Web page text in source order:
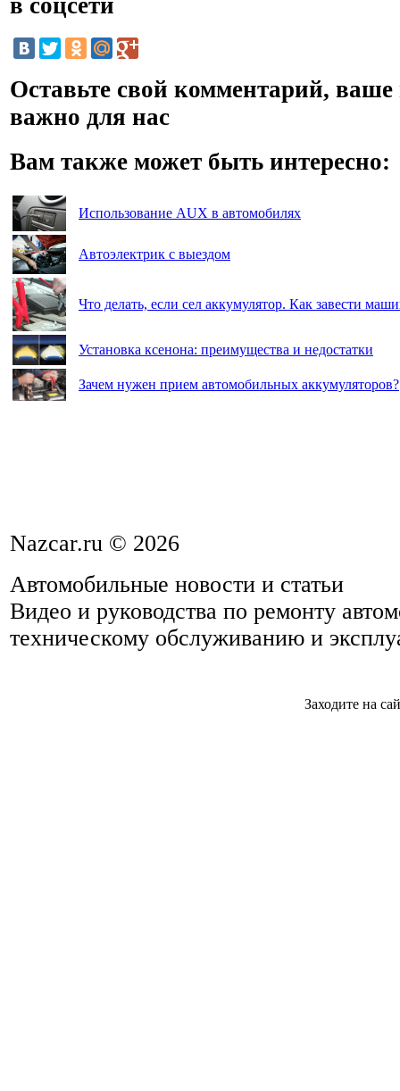
в соцсети
Оставьте свой комментарий, ваше
важно для нас
Вам также может быть интересно:
Использование AUX в автомобилях
Автоэлектрик с выездом
Что делать, если сел аккумулятор. Как завести
Установка ксенона: преимущества и недостатки
Зачем нужен прием автомобильных аккумуляторов?
Nazcar.ru © 2026
Автомобильные новости и статьи
Видео и руководства по ремонту
техническому обслуживанию и
Заходите на